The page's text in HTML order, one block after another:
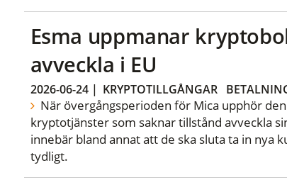
Esma uppmanar
avveckla i EU
2026-06-24| KRYPTOTILLGÅNGAR
När övergångsperioden för Mica upphör
kryptotjänster som saknar tillstånd avveckla
innebär bland annat att de ska sluta ta in nya
tydligt.